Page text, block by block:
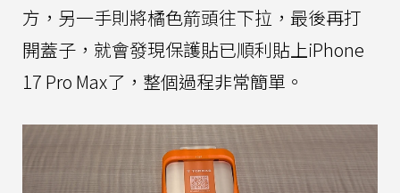
方，另一手則將橘色箭頭往下拉，最後再打
開蓋子，就會發現保護貼已順利貼上iPhone
17 Pro Max了，整個過程非常簡單。